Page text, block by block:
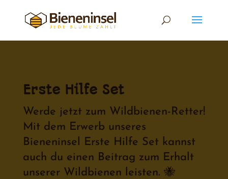
Erste Hilfe Set
Werde jetzt zum Wildbienen-Retter!
Mit dem Erwerb unseres
Bieneninsel Erste Hilfe Set kannst
auch du einen Beitrag zum Erhalt
unserer Wildbienen leisten. 🐝